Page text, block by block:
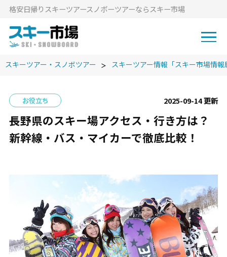
格安⽇帰りスキーツアースノボーツアーならスキー市場
スキーツアー・スノボツアー スキーツアー情報「スキー市場情報
お役立ち 2025-09-14 更新
長野県のスキー場アクセス・行き方は？
新幹線・バス・マイカーで徹底比較！